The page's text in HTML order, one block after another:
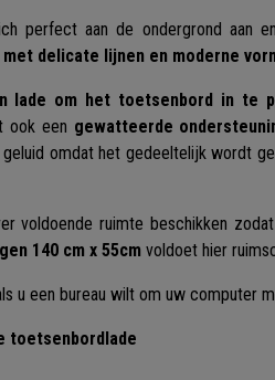
perfect aan de ondergrond aan
delicate lijnen en moderne
lade om het toetsenbord in te
ook een gewatteerde
omdat het gedeeltelijk wordt
voldoende ruimte beschikken
140 cm x 55cm voldoet hier
u een bureau wilt om uw computer
toetsenbordlade